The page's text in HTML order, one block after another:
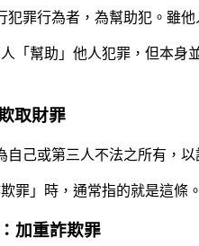
犯罪行為者，為幫助犯。雖
「幫助」他人犯罪，但本
取財罪
自己或第三人不法之所有，
罪」時，通常指的就是這條
加重詐欺罪